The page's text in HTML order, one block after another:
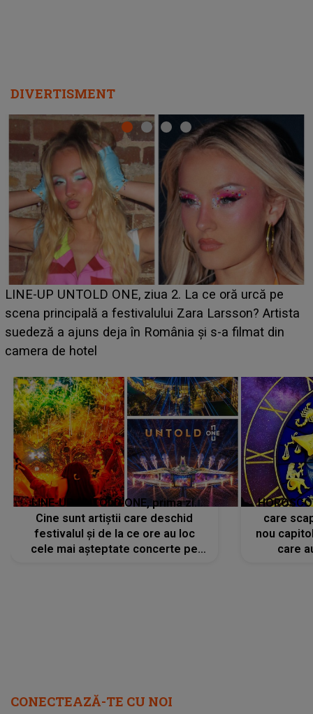
DIVERTISMENT
Ce a dezvăluit noua concurentă din "Casa Iubirii" l-a
luat prin surprindere pe Emanuel. CINE ESTE
BĂIATUL VIZAT de Alexandra?! Aflându-se în fața
faptului împlinit, A RECUNOSCUT IMEDIAT: "Am
LINE-UP UNTOLD ONE, prima zi.
Cine sunt artiștii care deschid
festivalul și de la ce ore au loc
cele mai așteptate concerte pe
care
nou
care
CONECTEAZĂ-TE CU NOI